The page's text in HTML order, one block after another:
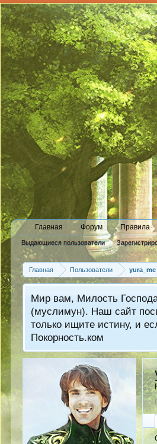
Главная Форум Правила
Выдающиеся пользователи
Главная Пользователи yura_me
Мир вам, Милость
(муслимун). Наш сайт
только ищите истину, и
Покорность.ком